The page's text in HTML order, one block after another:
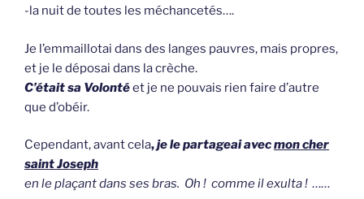
-la nuit de toutes les méchancetés….
Je l’emmaillotai dans des langes pauvres, mais propres,
et je le déposai dans la crèche.
C’était sa Volontéet je ne pouvais rien faire d’autre
que d’obéir.
Cependant, avant cela,jele partageai avecmon cher
saint Joseph
en le plaçant dans ses bras. Oh ! comme il exulta ! ……